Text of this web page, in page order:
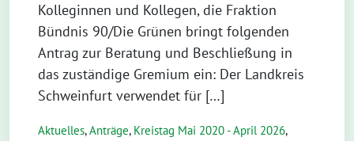
Kolleginnen und Kollegen, die Fraktion
Bündnis 90/Die Grünen bringt folgenden
Antrag zur Beratung und Beschließung in
das zuständige Gremium ein: Der Landkreis
Schweinfurt verwendet für […]
Aktuelles,Anträge, Kreistag Mai 2020 - April 2026,